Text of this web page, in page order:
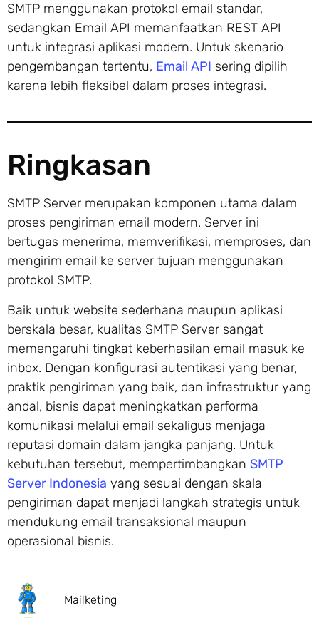
SMTP menggunakan protokol email standar,
sedangkan Email API memanfaatkan REST API
untuk integrasi aplikasi modern. Untuk skenario
pengembangan tertentu, Email API sering dipilih
karena lebih fleksibel dalam proses integrasi.
Ringkasan
SMTP Server merupakan komponen utama dalam
proses pengiriman email modern. Server ini
bertugas menerima, memverifikasi, memproses, dan
mengirim email ke server tujuan menggunakan
protokol SMTP.
Baik untuk website sederhana maupun aplikasi
berskala besar, kualitas SMTP Server sangat
memengaruhi tingkat keberhasilan email masuk ke
inbox. Dengan konfigurasi autentikasi yang benar,
praktik pengiriman yang baik, dan infrastruktur yang
andal, bisnis dapat meningkatkan performa
komunikasi melalui email sekaligus menjaga
reputasi domain dalam jangka panjang. Untuk
kebutuhan tersebut, mempertimbangkan SMTP
Server Indonesia yang sesuai dengan skala
pengiriman dapat menjadi langkah strategis untuk
mendukung email transaksional maupun
operasional bisnis.
Mailketing